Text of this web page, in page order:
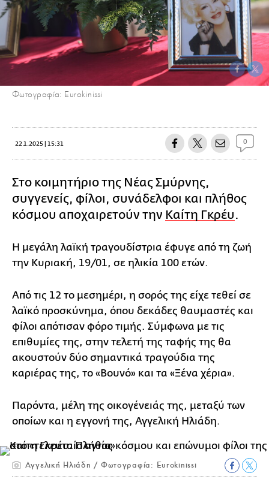
Φωτογραφία: Eurokinissi
22.1.2025 | 15:31 0
Στο κοιμητήριο της Νέας Σμύρνης,
συγγενείς, φίλοι, συνάδελφοι και πλήθος
κόσμου αποχαιρετούν την Καίτη Γκρέυ.
Η μεγάλη λαϊκή τραγουδίστρια έφυγε από τη ζωή
την Κυριακή, 19/01, σε ηλικία 100 ετών.
Από τις 12 το μεσημέρι, η σορός της είχε τεθεί σε
λαϊκό προσκύνημα, όπου δεκάδες θαυμαστές και
φίλοι απότισαν φόρο τιμής. Σύμφωνα με τις
επιθυμίες της, στην τελετή της ταφής της θα
ακουστούν δύο σημαντικά τραγούδια της
καριέρας της, το «Βουνό» και τα «Ξένα χέρια».
Παρόντα, μέλη της οικογένειάς της, μεταξύ των
οποίων και η εγγονή της, Αγγελική Ηλιάδη.
Αγγελική Ηλιάδη / Φωτογραφία: Eurokinissi